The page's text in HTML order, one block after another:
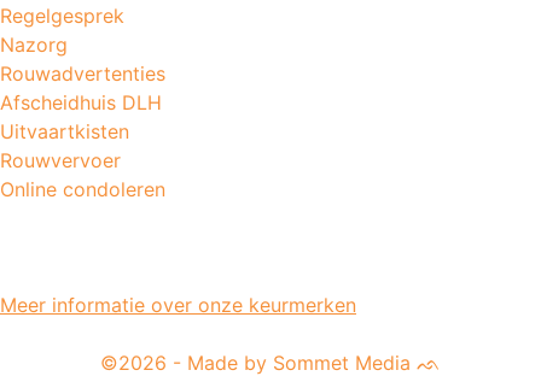
Regelgesprek
Nazorg
Rouwadvertenties
Afscheidhuis DLH
Uitvaartkisten
Rouwvervoer
Online condoleren
Meer informatie over onze keurmerken
©2026 - Made by Sommet Media ᨒ